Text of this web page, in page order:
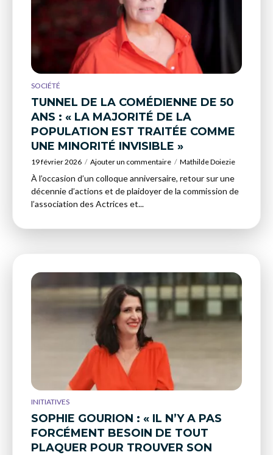
SOCIÉTÉ
TUNNEL DE LA COMÉDIENNE DE 50
ANS : « LA MAJORITÉ DE LA
POPULATION EST TRAITÉE COMME
UNE MINORITÉ INVISIBLE »
19 février 2026 Ajouter un commentaire Mathilde Doiezie
À l’occasion d’un colloque anniversaire, retour sur une
décennie d’actions et de plaidoyer de la commission de
l’association des Actrices et...
INITIATIVES
SOPHIE GOURION : « IL N’Y A PAS
FORCÉMENT BESOIN DE TOUT
PLAQUER POUR TROUVER SON